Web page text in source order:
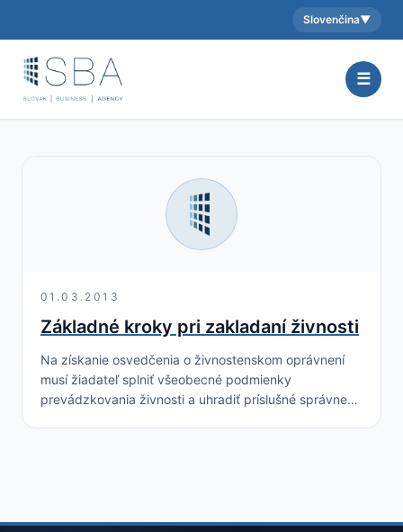
Aktuálny jazyk:
Slovenčina▼
☰
01.03.2013
Základné kroky pri zakladaní živnosti
Na získanie osvedčenia o živnostenskom oprávnení
musí žiadateľ splniť všeobecné podmienky
prevádzkovania živnosti a uhradiť príslušné správne